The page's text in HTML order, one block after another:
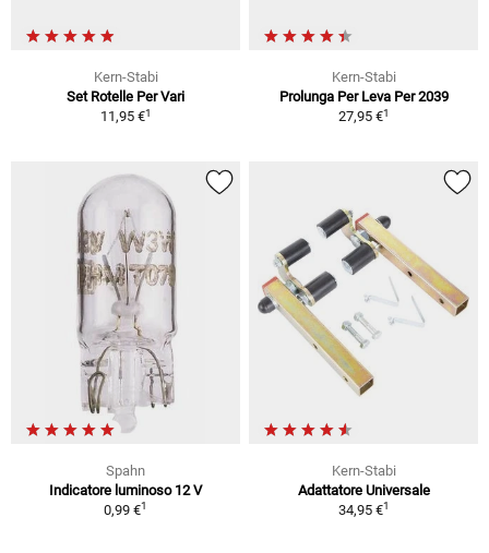
Kern-Stabi
Set Rotelle Per Vari
11,95 €1
Kern-Stabi
Prolunga Per Leva Per 2039
27,95 €1
Spahn
Indicatore luminoso 12 V
0,99 €1
Kern-Stabi
Adattatore Universale
34,95 €1